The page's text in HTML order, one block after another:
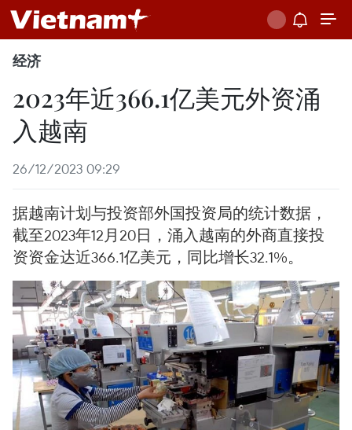
经济
2023年近366.1亿美元外资涌
入越南
26/12/2023 09:29
据越南计划与投资部外国投资局的统计数据，
截至2023年12月20日，涌入越南的外商直接投
资资金达近366.1亿美元，同比增长32.1%。